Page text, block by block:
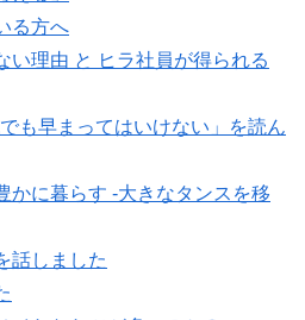
る方へ
い理由 と ヒラ社員が得られる
も早まってはいけない」を読ん
かに暮らす -大きなタンスを移
話しました